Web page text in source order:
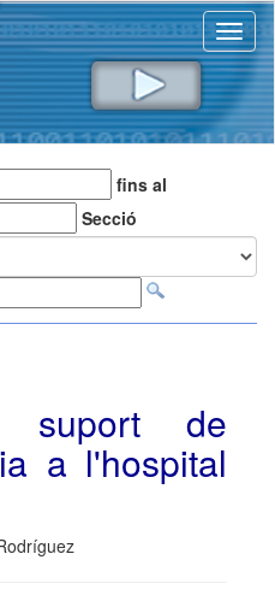
fins al
Secció
suport de
a l'hospital